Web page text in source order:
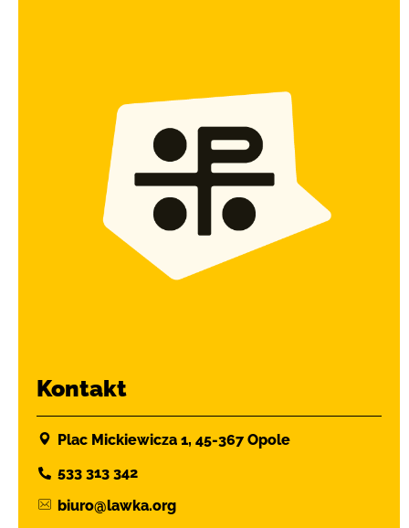
Kontakt
Plac Mickiewicza 1, 45-367 Opole
533 313 342
biuro@lawka.org